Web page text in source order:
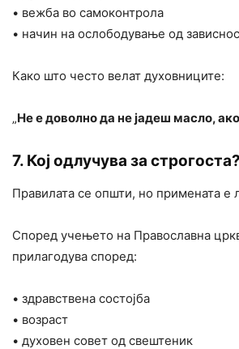
• вежба во самоконтрола
• начин на ослободување од
Како што често велат духовниците:
„Не е доволно да не јадеш масло, ако
7. Кој одлучува за строгоста?
Правилата се општи, но примената е
Според учењето на Православна
прилагодува според:
• здравствена состојба
• возраст
• духовен совет од свештеник